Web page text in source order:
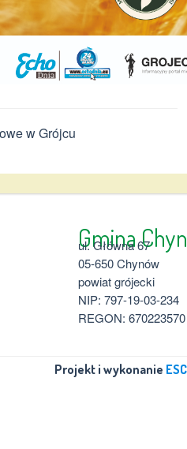
w Grójcu
Gmina
ul. Główna 67
05-650 Chynów
powiat grójecki
NIP: 797-19-03-234
REGON: 670223570
Projekt i wykonanie ESC